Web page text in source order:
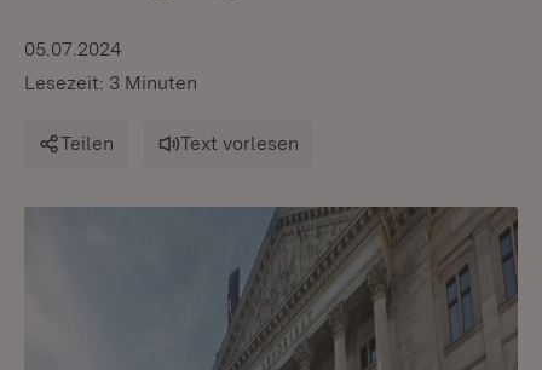
05.07.2024
Lesezeit: 3 Minuten
Teilen Text vorlesen